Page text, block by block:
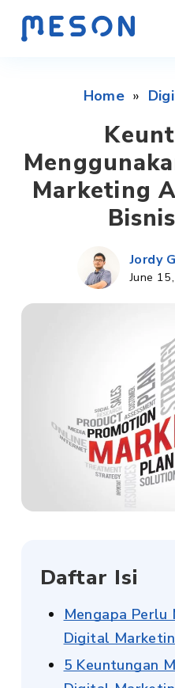
Home »
Marketing
Jordy
June
Daftar Isi
Mengapa Perlu
Digital
5 Keuntungan